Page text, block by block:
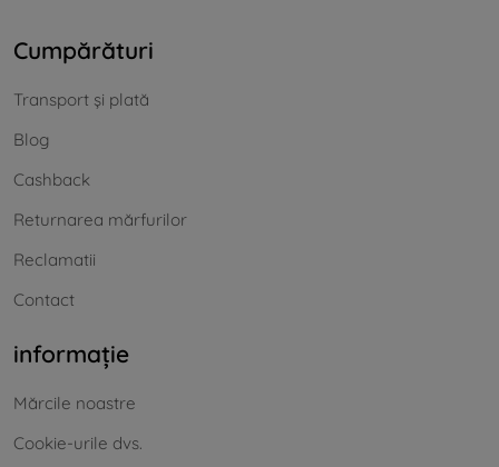
Cumpărături
Transport și plată
Blog
Cashback
Returnarea mărfurilor
Reclamatii
Contact
informație
Mărcile noastre
Cookie-urile dvs.